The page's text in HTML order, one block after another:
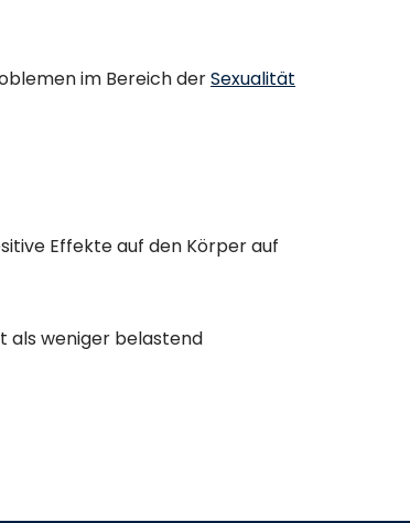
im Bereich derSexualität
Effekte auf den Körper auf
als weniger belastend